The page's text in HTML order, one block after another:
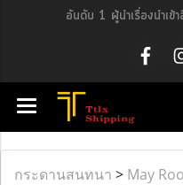
อันดับ 1 ผู้นำเรื่องนำเข้
กระดานสนทนา > May